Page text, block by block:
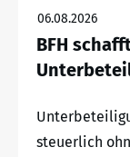
06.08.2026
BFH
steuerlich